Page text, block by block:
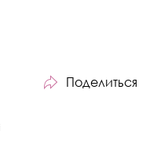
Поделиться